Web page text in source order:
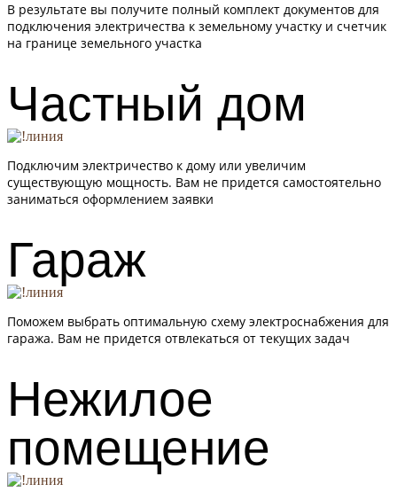
В результате вы получите полный комплект документов для
подключения электричества к земельному участку и счетчик
на границе земельного участка
Частный дом
Подключим электричество к дому или увеличим
существующую мощность. Вам не придется самостоятельно
заниматься оформлением заявки
Гараж
Поможем выбрать оптимальную схему электроснабжения для
гаража. Вам не придется отвлекаться от текущих задач
Нежилое
помещение